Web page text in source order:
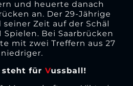
und heuerte danach
an. Der 29-Jährige
Zeit auf der Schäl
Spielen. Bei Saarbrücken
mit zwei Treffern aus 27
steht für Vussball!